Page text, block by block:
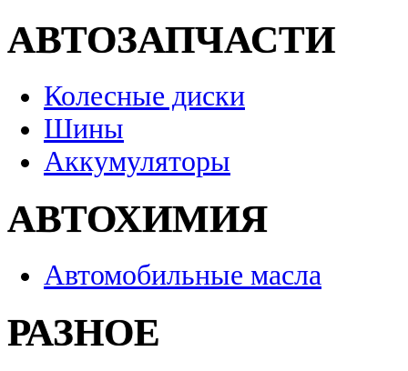
АВТОЗАПЧАСТИ
Колесные диски
Шины
Аккумуляторы
АВТОХИМИЯ
Автомобильные масла
РАЗНОЕ